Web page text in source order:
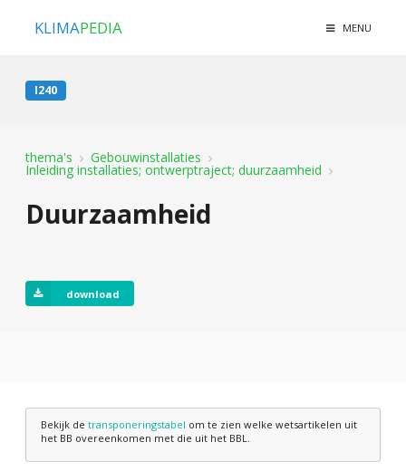
KLIMAPEDIA MENU
I240
thema's Gebouwinstallaties
Inleiding installaties; ontwerptraject; duurzaamheid
Duurzaamheid
download
Bekijk de transponeringstabel om te zien welke wetsartikelen uit
het BB overeenkomen met die uit het BBL.